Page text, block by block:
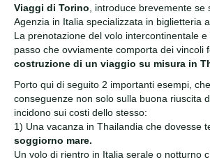
Viaggi di Torino , introduce brevemente se
Agenzia in Italia specializzata in biglietteria
La prenotazione del volo intercontinentale e
passo che ovviamente comporta dei vincoli
costruzione di un viaggio su misura in
Porto qui di seguito 2 importanti esempi,
conseguenze non solo sulla buona riuscita
incidono sui costi dello stesso:
1) Una vacanza in Thailandia che dovesse
soggiorno mare.
Un volo di rientro in Italia serale o notturno